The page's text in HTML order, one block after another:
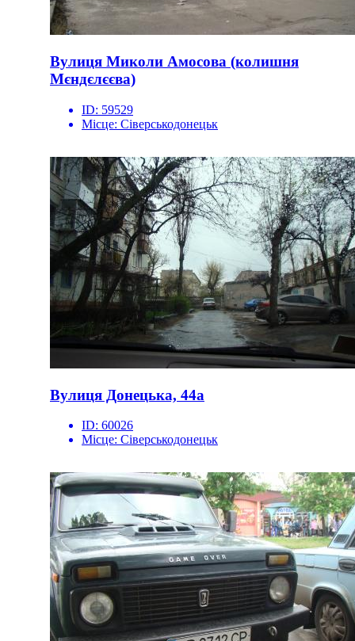
Вулиця Миколи Амосова (колишня
Мєндєлєєва)
ID: 59529
Місце: Сіверськодонецьк
Вулиця Донецька, 44а
ID: 60026
Місце: Сіверськодонецьк